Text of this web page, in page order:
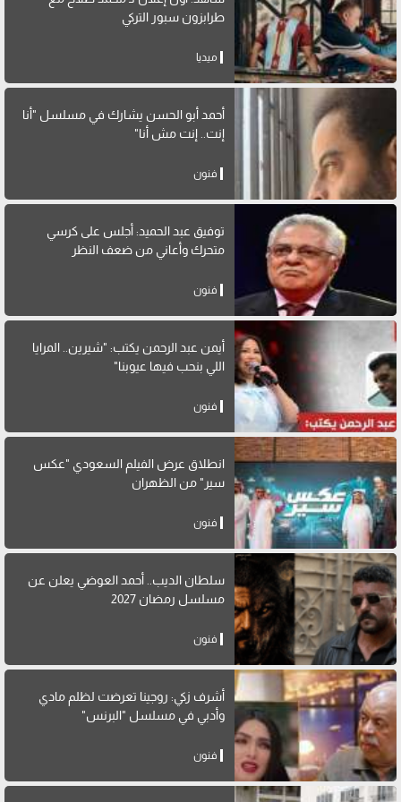
طرابزون سبور التركي
ميديا
أحمد أبو الحسن يشارك في مسلسل "أنا
إنت.. إنت مش أنا"
فنون
توفيق عبد الحميد: أجلس على كرسي
متحرك وأعاني من ضعف النظر
فنون
أيمن عبد الرحمن يكتب: "شيرين.. المرايا
اللي بنحب فيها عيوبنا"
فنون
انطلاق عرض الفيلم السعودي "عكس
سير" من الظهران
فنون
سلطان الديب.. أحمد العوضي يعلن عن
مسلسل رمضان 2027
فنون
أشرف زكي: روجينا تعرضت لظلم مادي
وأدبي في مسلسل "البرنس"
فنون